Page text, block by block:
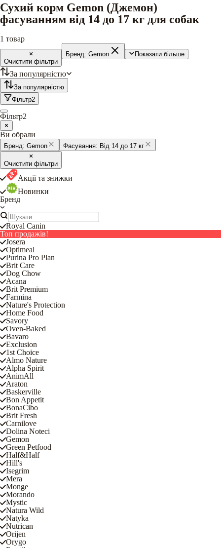
Сухий корм Gemon (Джемон)
фасуванням від 14 до 17 кг для собак
1 товар
Очистити фільтри
Бренд: Gemon Показати більше
За популярністю
За популярністю
Фільтр2
Фільтр2
Ви обрали
Бренд: Gemon Фасування: Від 14 до 17 кг
Очистити фільтри
Акції та знижки
Новинки
Бренд
Royal Canin
Топ продажів!
Josera
Optimeal
Purina Pro Plan
Brit Care
Dog Chow
Acana
Brit Premium
Farmina
Nature's Protection
Home Food
Savory
Oven-Baked
Bavaro
Exclusion
1st Choice
Almo Nature
Alpha Spirit
AnimAll
Araton
Baskerville
Bon Appetit
BonaCibo
Brit Fresh
Carnilove
Dolina Noteci
Gemon
Green Petfood
Half&Half
Hill's
Isegrim
Mera
Monge
Morando
Mystic
Natura Wild
Natyka
Nutrican
Orijen
Orygo